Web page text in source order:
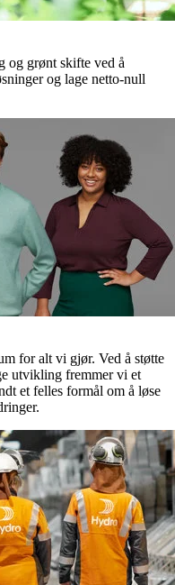
og grønt skifte ved å
og lage netto-null
for alt vi gjør. Ved å støtte
utvikling fremmer vi et
et felles formål om å løse